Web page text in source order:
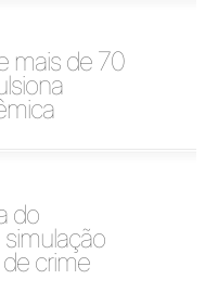
mais de 70
do
crime